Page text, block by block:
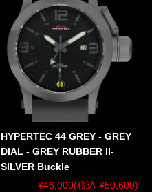
HYPERTEC 44 GREY - GREY
DIAL - GREY RUBBER II-
SILVER Buckle
¥46,000(税込 ¥50,600)